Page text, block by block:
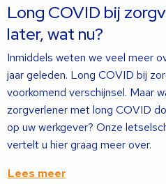
Long COVID bij
later, wat nu?
Inmiddels weten we veel meer
jaar geleden. Long COVID bij
voorkomend verschijnsel. Maar
zorgverlener met long COVID
op uw werkgever? Onze
vertelt u hier graag meer over.
Lees meer